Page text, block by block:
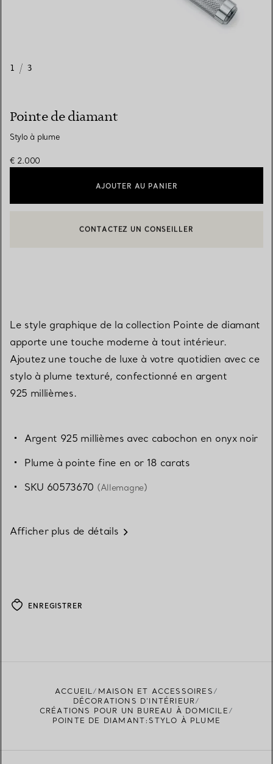
1 / 3
Pointe de diamant
Stylo à plume
€ 2.000
AJOUTER AU PANIER
CONTACTER UN CONSEILLER CLIENT OU PRENDRE RENDEZ-
Le style graphique de la collection Pointe de diamant
apporte une touche moderne à tout intérieur.
Ajoutez une touche de luxe à votre quotidien avec ce
stylo à plume texturé, confectionné en argent
925 millièmes.
Argent 925 millièmes avec cabochon en onyx noir
Plume à pointe fine en or 18 carats
SKU 60573670 (Allemagne)
Afficher plus de détails
ENREGISTRER
ACCUEIL
MAISON ET ACCESSOIRES
DÉCORATIONS D'INTÉRIEUR
CRÉATIONS POUR UN BUREAU À DOMICILE
POINTE DE DIAMANT:STYLO À PLUME